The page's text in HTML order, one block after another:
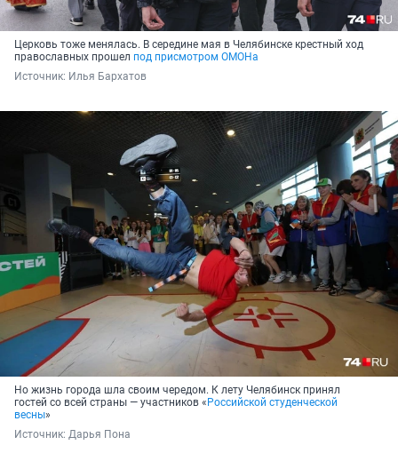
Церковь тоже менялась. В середине мая в Челябинске крестный ход
православных прошел под присмотром ОМОНа
Источник: Илья Бархатов
Но жизнь города шла своим чередом. К лету Челябинск принял
гостей со всей страны — участников « Российской студенческой
весны»
Источник: Дарья Пона